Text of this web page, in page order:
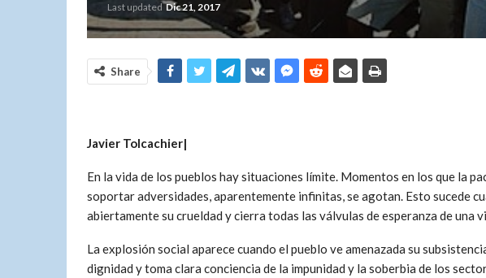
Last updatedDic 21, 2017
Share
Javier Tolcachier|
En la vida de los pueblos hay situaciones límite. Momentos en los que la
soportar adversidades, aparentemente infinitas, se agotan. Esto sucede
abiertamente su crueldad y cierra todas las válvulas de esperanza de una
La explosión social aparece cuando el pueblo ve amenazada su
dignidad y toma clara conciencia de la impunidad y la soberbia de los